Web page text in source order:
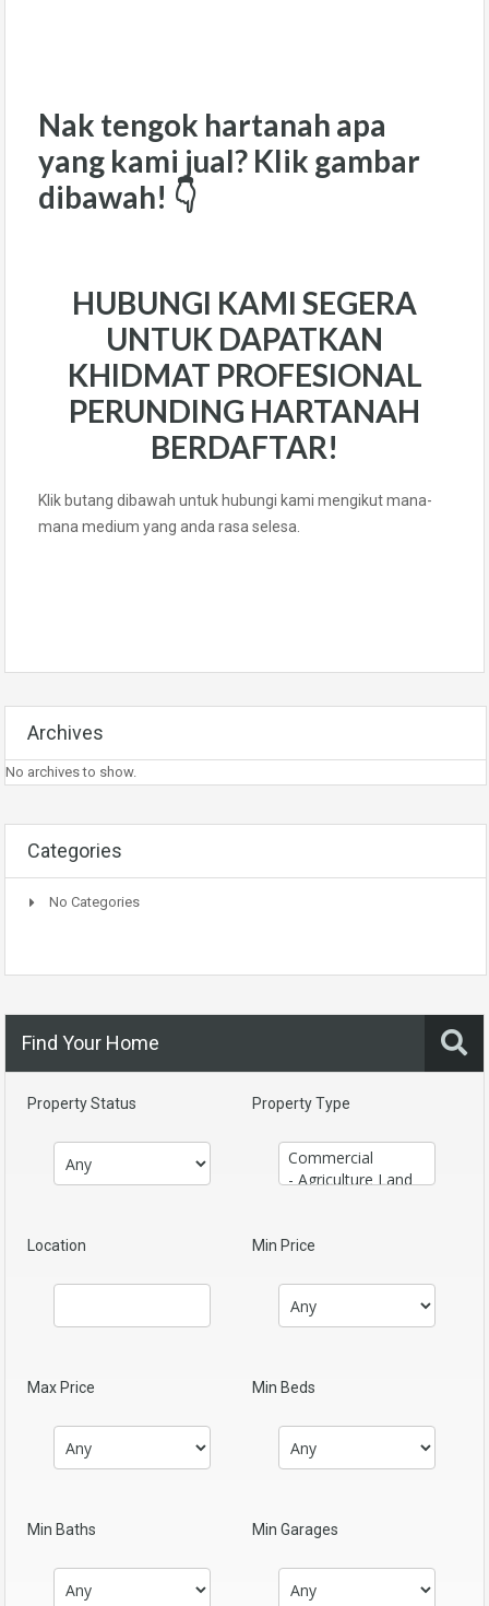
Nak tengok hartanah apa
yang kami jual? Klik gambar
dibawah! 👇
HUBUNGI KAMI SEGERA
UNTUK DAPATKAN
KHIDMAT PROFESIONAL
PERUNDING HARTANAH
BERDAFTAR!
Klik butang dibawah untuk hubungi kami mengikut mana-
mana medium yang anda rasa selesa.
Archives
No archives to show.
Categories
No Categories
Find Your Home
Property Status Property Type
Location Min Price
Max Price Min Beds
Min Baths Min Garages